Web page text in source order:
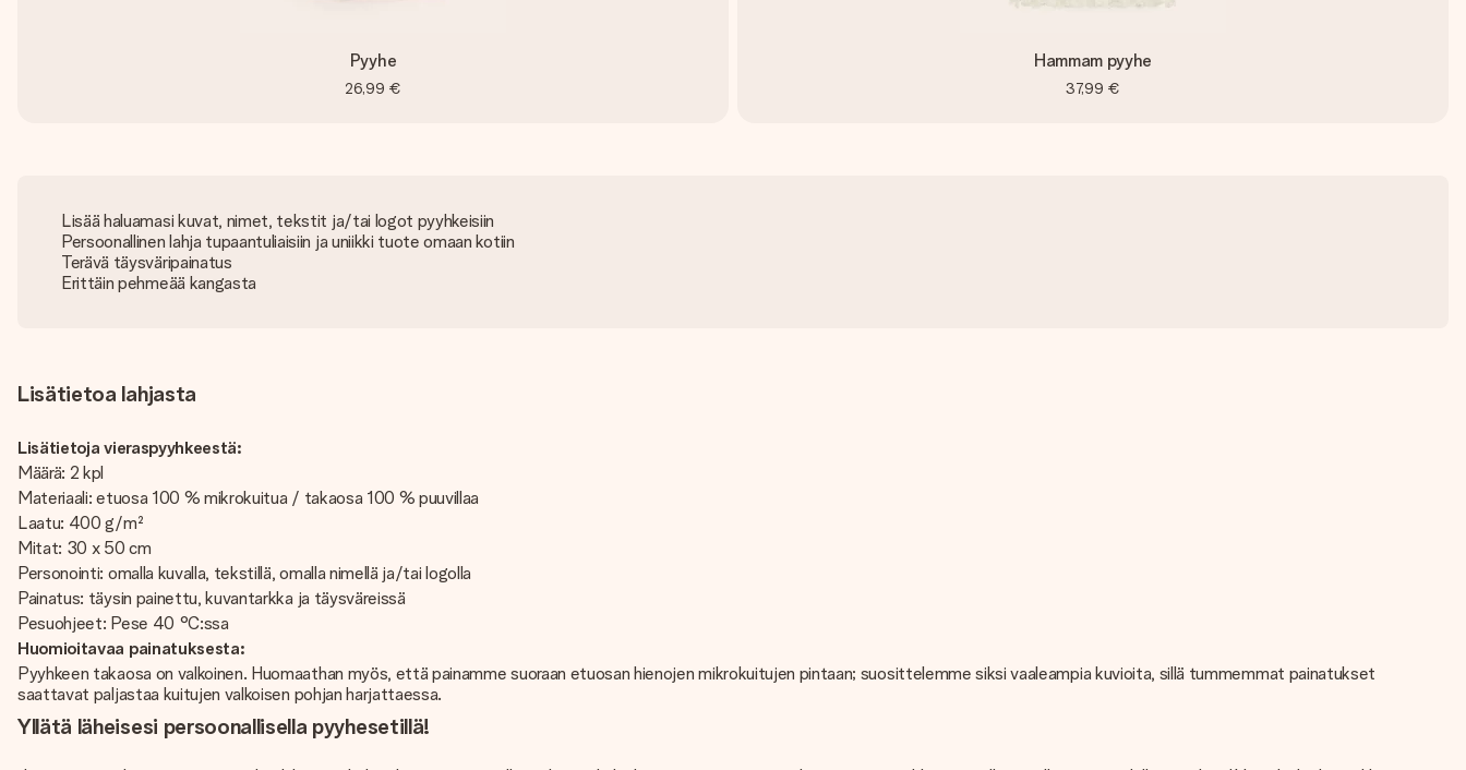
Pyyhe
26,99 €
Hammam pyyhe
37,99 €
Lisää haluamasi kuvat, nimet, tekstit ja/tai logot pyyhkeisiin
Persoonallinen lahja tupaantuliaisiin ja uniikki tuote omaan kotiin
Terävä täysväripainatus
Erittäin pehmeää kangasta
Lisätietoa lahjasta
Lisätietoja vieraspyyhkeestä:
Määrä: 2 kpl
Materiaali: etuosa 100 % mikrokuitua / takaosa 100 % puuvillaa
Laatu: 400 g/m²
Mitat: 30 x 50 cm
Personointi: omalla kuvalla, tekstillä, omalla nimellä ja/tai logolla
Painatus: täysin painettu, kuvantarkka ja täysväreissä
Pesuohjeet: Pese 40 °C:ssa
Huomioitavaa painatuksesta:
Pyyhkeen takaosa on valkoinen. Huomaathan myös, että painamme suoraan etuosan hienojen mikrokuitujen pintaan; suosittelemme siksi vaaleampia kuvioita, sillä tummemmat painatukset
saattavat paljastaa kuitujen valkoisen pohjan harjattaessa.
Yllätä läheisesi persoonallisella pyyhesetillä!